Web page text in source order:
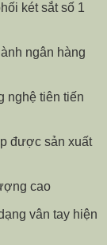
két sắt số 1
ngân hàng
nghệ tiên tiến
được sản xuất
cao
vân tay hiện